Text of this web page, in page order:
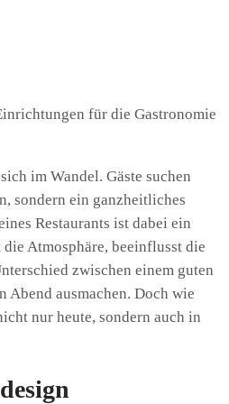
im Wandel. Gäste suchen
sondern ein ganzheitliches
Restaurants ist dabei ein
Atmosphäre, beeinflusst die
zwischen einem guten
Abend ausmachen. Doch wie
nur heute, sondern auch in